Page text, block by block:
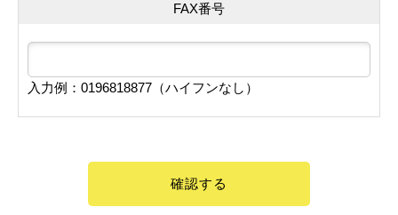
FAX番号
入力例：0196818877（ハイフンなし）
確認する